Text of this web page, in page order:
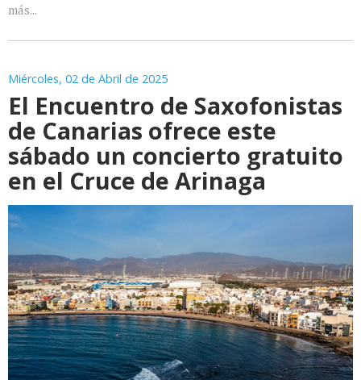
más...
Miércoles, 02 de Abril de 2025
El Encuentro de Saxofonistas
de Canarias ofrece este
sábado un concierto gratuito
en el Cruce de Arinaga